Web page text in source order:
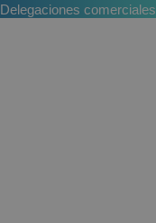
Delegaciones comerciales